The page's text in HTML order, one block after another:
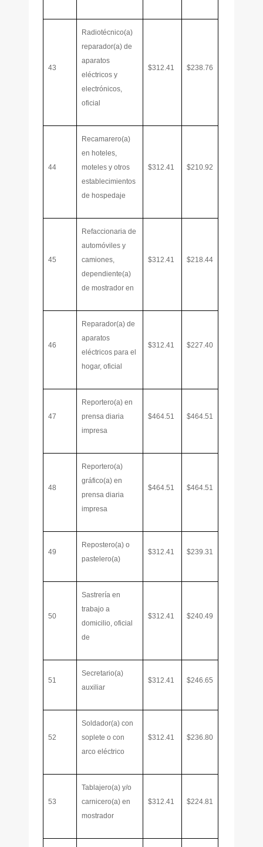
43
Radiotécnico(a)
reparador(a) de
aparatos
eléctricos y
electrónicos,
oficial
$312.41 $238.76
44
Recamarero(a)
en hoteles,
moteles y otros
establecimientos
de hospedaje
$312.41 $210.92
45
Refaccionaria de
automóviles y
camiones,
dependiente(a)
de mostrador en
$312.41 $218.44
46
Reparador(a) de
aparatos
eléctricos para el
hogar, oficial
$312.41 $227.40
47
Reportero(a) en
prensa diaria
impresa
$464.51 $464.51
48
Reportero(a)
gráfico(a) en
prensa diaria
impresa
$464.51 $464.51
49
Repostero(a) o
pastelero(a)
$312.41 $239.31
50
Sastrería en
trabajo a
domicilio, oficial
de
$312.41 $240.49
51
Secretario(a)
auxiliar
$312.41 $246.65
52
Soldador(a) con
soplete o con
arco eléctrico
$312.41 $236.80
53
Tablajero(a) y/o
carnicero(a) en
mostrador
$312.41 $224.81